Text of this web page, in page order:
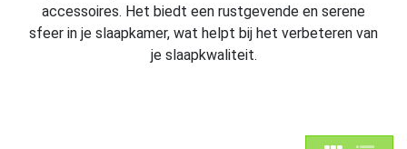
accessoires. Het biedt een rustgevende en serene
sfeer in je slaapkamer, wat helpt bij het verbeteren van
je slaapkwaliteit.